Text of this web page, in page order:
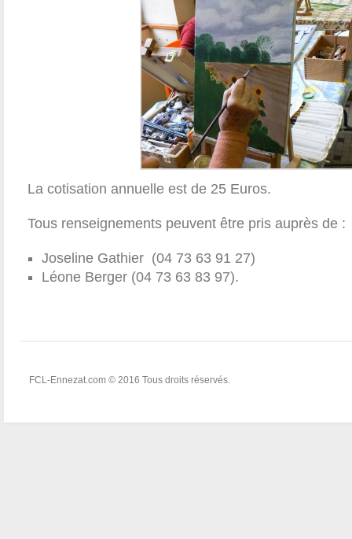
La cotisation annuelle est de 25 Euros.
Tous renseignements peuvent être pris auprès de :
Joseline Gathier (04 73 63 91 27)
Léone Berger (04 73 63 83 97).
FCL-Ennezat.com © 2016 Tous droits réservés.